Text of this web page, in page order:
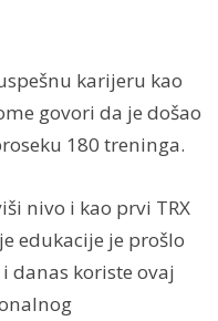
karijeru kao
govori da je došao
180 treninga.
nivo i kao prvi TRX
edukacije je prošlo
danas koriste ovaj